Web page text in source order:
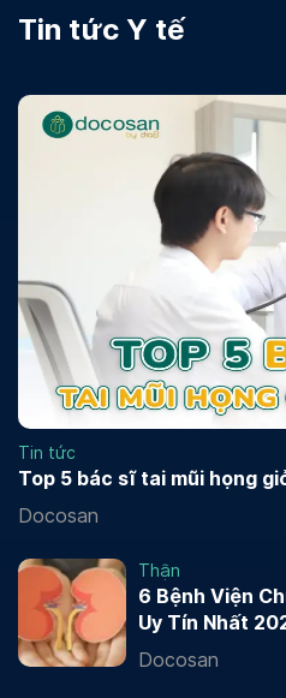
Tin tức Y tế
Tin tức
Top 5 bác sĩ tai mũi họng
Docosan
Thận
6 Bệnh Viện
Uy Tín Nhất
Docosan